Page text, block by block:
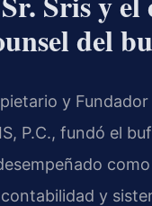
del
y
P.C., fundó el
y